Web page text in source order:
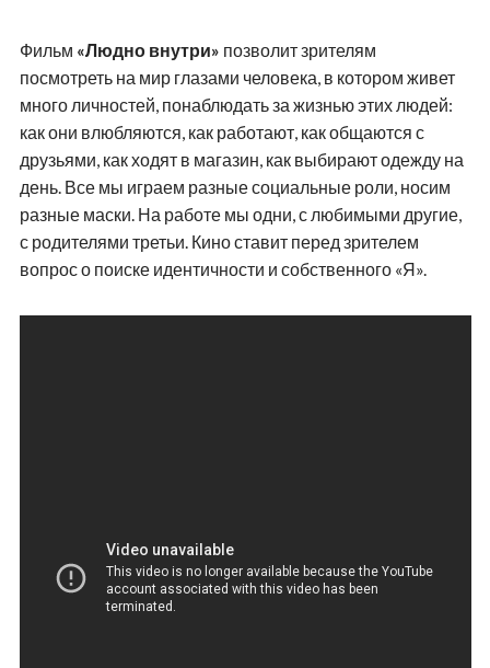
Фильм «Людно внутри» позволит зрителям
посмотреть на мир глазами человека, в котором живет
много личностей, понаблюдать за жизнью этих людей:
как они влюбляются, как работают, как общаются с
друзьями, как ходят в магазин, как выбирают одежду на
день. Все мы играем разные социальные роли, носим
разные маски. На работе мы одни, с любимыми другие,
с родителями третьи. Кино ставит перед зрителем
вопрос о поиске идентичности и собственного «Я».